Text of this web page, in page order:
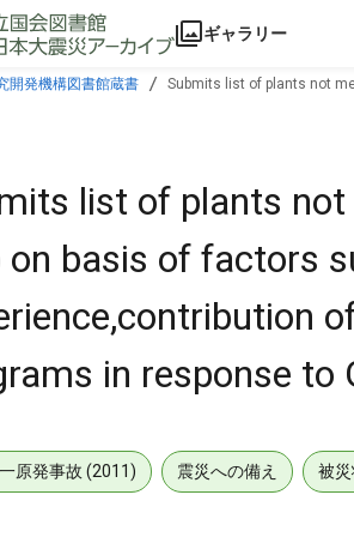
ギャラリー
開発機構図書館蔵書
Submits list of plants not
list of plants
on basis of factors
in response to
原発事故 (2011) 震災への備え 被災